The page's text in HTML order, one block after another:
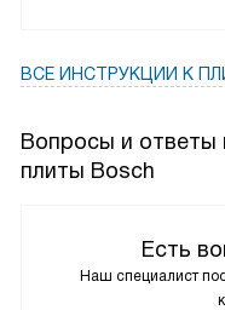
ВСЕ ИНСТРУКЦИИ К
Вопросы и ответы
плиты Bosch
Есть
Наш специалист